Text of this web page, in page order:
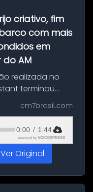
criativo, fim
com mais
em
do AM
realizada no
terminou
115
da cidade. O
cm7brasil.com
0:00 / 1:44
powered by VOICEXPRESS
Ver Original